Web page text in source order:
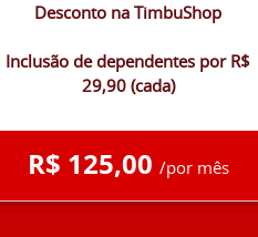
Desconto na TimbuShop
Inclusão de dependentes por R$
29,90 (cada)
R$ 125,00 /por mês